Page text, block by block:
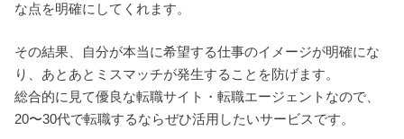
な点を明確にしてくれます。
その結果、自分が本当に希望する仕事のイメージが明確にな
り、あとあとミスマッチが発生することを防げます。
総合的に見て優良な転職サイト・転職エージェントなので、
20〜30代で転職するならぜひ活用したいサービスです。